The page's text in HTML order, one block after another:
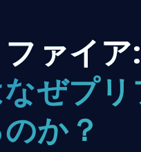
ァイア:
ぜプ
か？